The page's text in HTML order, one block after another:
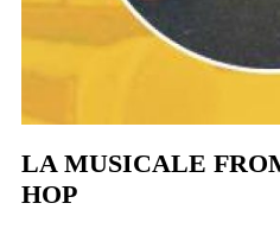
LA MUSICALE
HOP